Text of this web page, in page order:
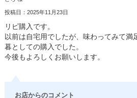
投稿日：2025年11月23日
リピ購入です。
以前は自宅用でしたが、味わってみて満
暮としての購入でした。
今後もよろしくお願いします。
お店からのコメント